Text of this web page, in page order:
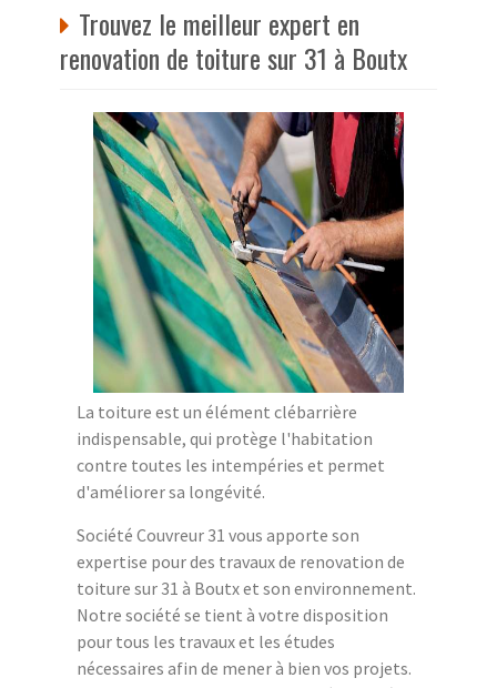
Trouvez le meilleur expert en
renovation de toiture sur 31 à Boutx
La toiture est un élément clébarrière
indispensable, qui protège l'habitation
contre toutes les intempéries et permet
d'améliorer sa longévité.
Société Couvreur 31 vous apporte son
expertise pour des travaux de renovation de
toiture sur 31 à Boutx et son environnement.
Notre société se tient à votre disposition
pour tous les travaux et les études
nécessaires afin de mener à bien vos projets.